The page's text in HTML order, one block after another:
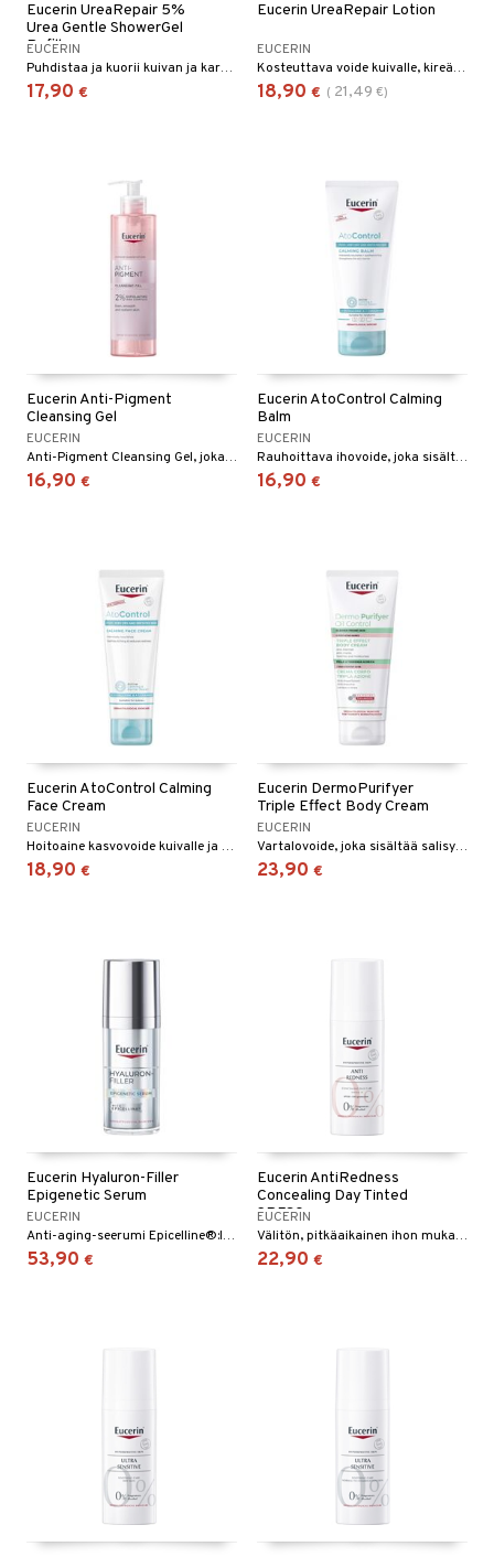
Eucerin UreaRepair 5%
Urea Gentle ShowerGel
Refill
EUCERIN
Puhdistaa ja kuorii kuivan ja karkean ihon hellävaraisesti mutta tehokkaasti.
17,90 €
Eucerin UreaRepair Lotion
EUCERIN
Kosteuttava voide kuivalle, kireälle ja kutiavalle iholle
18,90 € ( 21,49 €)
Eucerin Anti-Pigment
Cleansing Gel
EUCERIN
Anti-Pigment Cleansing Gel, joka sisältää maitohappoa ja glykolihappoa, kuorii kuolleita ihosoluja antaen iholle uudistunutta hehkua.
16,90 €
Eucerin AtoControl Calming
Balm
EUCERIN
Rauhoittava ihovoide, joka sisältää Licochalcone A:ta, keramideja ja sheavoita hoitamaan kuivaa, ärtynyttä ja kutisevaa ihoa.
16,90 €
Eucerin AtoControl Calming
Face Cream
EUCERIN
Hoitoaine kasvovoide kuivalle ja kutiavalle iholle
18,90 €
Eucerin DermoPurifyer
Triple Effect Body Cream
EUCERIN
Vartalovoide, joka sisältää salisyylihappoa ja patentoitua Thiamidol®-yhdistettä, tehokkaasti vähentää pysyviä finnejä ja aknen jälkiä kehossa.
23,90 €
Eucerin Hyaluron-Filler
Epigenetic Serum
EUCERIN
Anti-aging-seerumi Epicelline®:llä, joka näkyvästi vähentää ikääntymisen merkkejä ja aktivoi uudelleen ihon nuoruusgeenit.
53,90 €
Eucerin AntiRedness
Concealing Day Tinted
SPF30
EUCERIN
Välitön, pitkäaikainen ihon mukavuus ja punoituksen väheneminen tasaisen ihonsävyn saavuttamiseksi
22,90 €